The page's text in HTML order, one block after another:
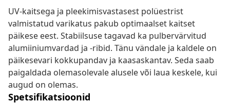
UV-kaitsega ja pleekimisvastasest polüestrist
valmistatud varikatus pakub optimaalset kaitset
päikese eest. Stabiilsuse tagavad ka pulbervärvitud
alumiiniumvardad ja -ribid. Tänu vändale ja kaldele on
päikesevari kokkupandav ja kaasaskantav. Seda saab
paigaldada olemasolevale alusele või laua keskele, kui
augud on olemas.
Spetsifikatsioonid